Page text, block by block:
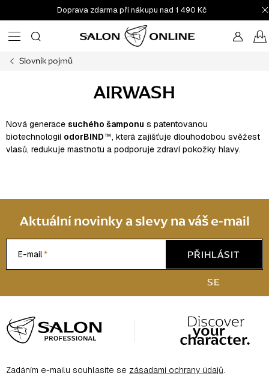
na
obsah
Doprava zdarma při nákupu nad 1 490 Kč
Slovník pojmů
AIRWASH
Nová generace suchého šamponu s patentovanou
biotechnologií odorBIND™, která zajišťuje dlouhodobou svěžest
vlasů, redukuje mastnotu a podporuje zdraví pokožky hlavy.
Aktuální novinky a slevy na váš e-mail
E-mail
PŘIHLÁSIT
SE
á
p
aZadáním e-mailu souhlasíte se zásadami ochrany údajů.